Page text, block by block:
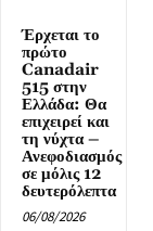
Έρχεται το
πρώτο
Canadair
515 στην
Ελλάδα: Θα
επιχειρεί και
τη νύχτα –
Ανεφοδιασμός
σε μόλις 12
δευτερόλεπτα
06/08/2026